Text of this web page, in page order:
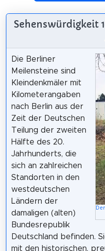
Sehenswürdigkeit
Die Berliner
Meilensteine sind
Kleindenkmäler mit
Kilometerangaben
nach Berlin aus der
Zeit der Deutschen
Teilung der zweiten
Hälfte des 20.
Jahrhunderts, die
sich an zahlreichen
Standorten in den
westdeutschen
Ländern der
damaligen (alten)
Bundesrepublik
Deutschland befinden.
mit den historischen,